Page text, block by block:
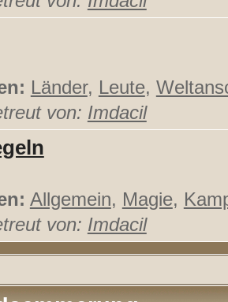
Länder, Leute,
von: Imdacil
Allgemein, Magie,
von: Imdacil